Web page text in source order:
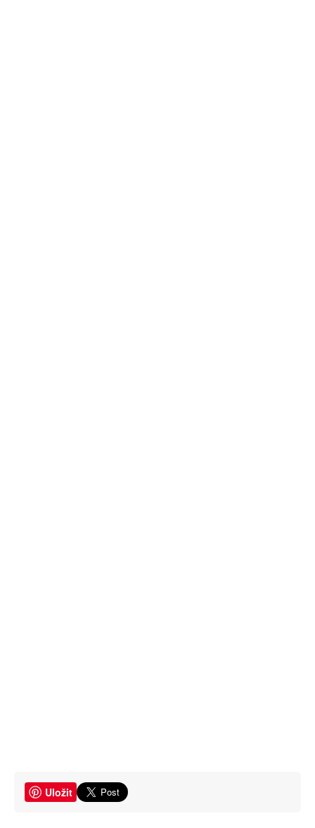
Uložit